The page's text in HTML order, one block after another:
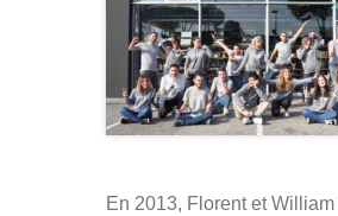
En 2013, Florent et